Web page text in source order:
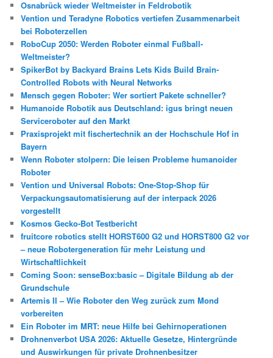
Osnabrück wieder Weltmeister in Feldrobotik
Vention und Teradyne Robotics vertiefen Zusammenarbeit
bei Roboterzellen
RoboCup 2050: Werden Roboter einmal Fußball-
Weltmeister?
SpikerBot by Backyard Brains Lets Kids Build Brain-
Controlled Robots with Neural Networks
Mensch gegen Roboter: Wer sortiert Pakete schneller?
Humanoide Robotik aus Deutschland: igus bringt neuen
Serviceroboter auf den Markt
Praxisprojekt mit fischertechnik an der Hochschule Hof in
Bayern
Wenn Roboter stolpern: Die leisen Probleme humanoider
Roboter
Vention und Universal Robots: One-Stop-Shop für
Verpackungsautomatisierung auf der interpack 2026
vorgestellt
Kosmos Gecko-Bot Testbericht
fruitcore robotics stellt HORST600 G2 und HORST800 G2 vor
– neue Robotergeneration für mehr Leistung und
Wirtschaftlichkeit
Coming Soon: senseBox:basic – Digitale Bildung ab der
Grundschule
Artemis II – Wie Roboter den Weg zurück zum Mond
vorbereiten
Ein Roboter im MRT: neue Hilfe bei Gehirnoperationen
Drohnenverbot USA 2026: Aktuelle Gesetze, Hintergründe
und Auswirkungen für private Drohnenbesitzer